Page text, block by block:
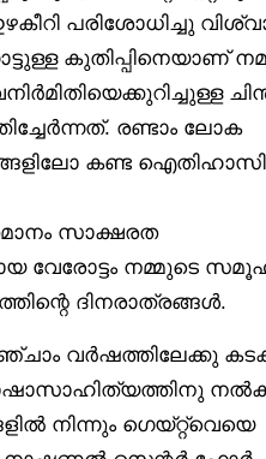
പരിശോധിച്ചു
കുതിപ്പിനെയാണ്
രണ്ടാം ലോക
കണ്ട
സാക്ഷരത
വേരോട്ടം നമ്മുടെ
ദിനരാത്രങ്ങൾ.
വർഷത്തിലേക്കു
നിന്നും ഗെയ്റ്റ്‌വെയെ